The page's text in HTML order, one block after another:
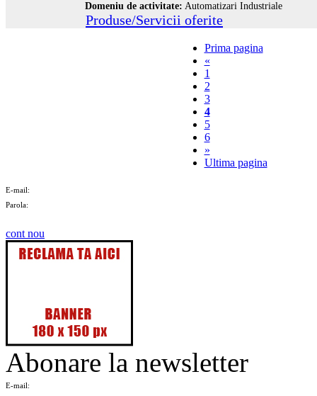
Domeniu de activitate: Automatizari Industriale
Produse/Servicii oferite
Prima pagina
«
1
2
3
4
5
6
»
Ultima pagina
E-mail:
Parola:
cont nou
Abonare la newsletter
E-mail: